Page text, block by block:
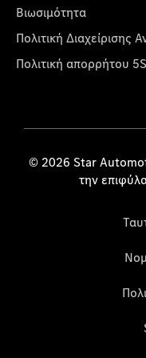
Βιωσιμότητα
Πολιτική Διαχείρισης
Πολιτική απορρήτου
© 2026 Star
την